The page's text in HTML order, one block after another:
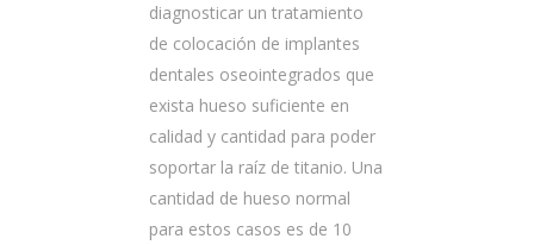
diagnosticar un tratamiento
de colocación de implantes
dentales oseointegrados que
exista hueso suficiente en
calidad y cantidad para poder
soportar la raíz de titanio. Una
cantidad de hueso normal
para estos casos es de 10